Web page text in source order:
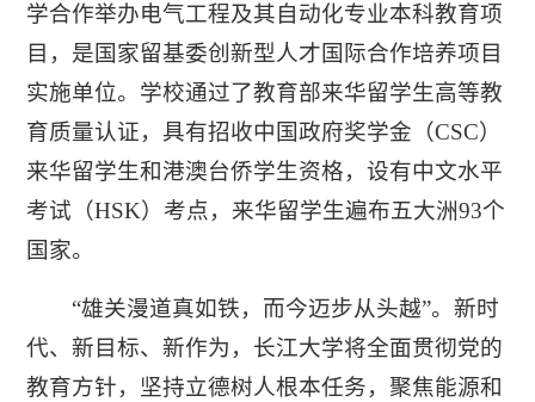
学合作举办电气工程及其自动化专业本科教育项
目，是国家留基委创新型人才国际合作培养项目
实施单位。学校通过了教育部来华留学生高等教
育质量认证，具有招收中国政府奖学金（CSC）
来华留学生和港澳台侨学生资格，设有中文水平
考试（HSK）考点，来华留学生遍布五大洲93个
国家。
“雄关漫道真如铁，而今迈步从头越”。新时
代、新目标、新作为，长江大学将全面贯彻党的
教育方针，坚持立德树人根本任务，聚焦能源和